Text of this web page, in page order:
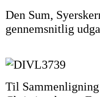
Den Sum,
gennemsnitlig
Til